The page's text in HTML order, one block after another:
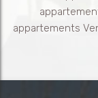
appartements